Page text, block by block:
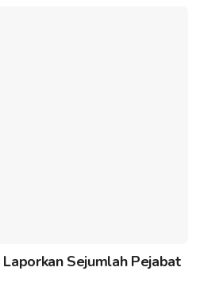
Sejumlah Pejabat